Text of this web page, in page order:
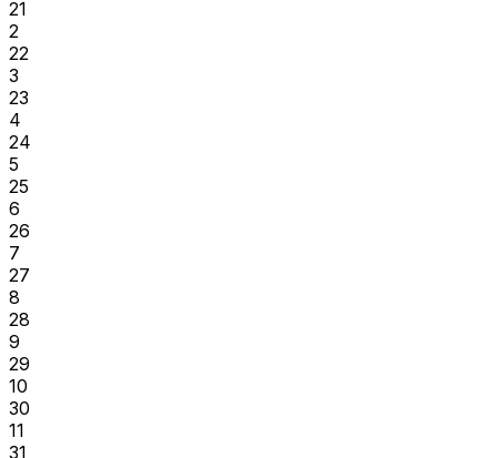
21
2
22
3
23
4
24
5
25
6
26
7
27
8
28
9
29
10
30
11
31